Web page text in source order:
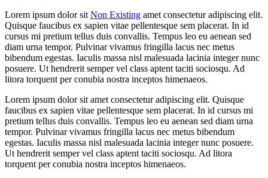
Lorem ipsum dolor sit Non Existing amet consectetur adipiscing elit.
Quisque faucibus ex sapien vitae pellentesque sem placerat. In id
cursus mi pretium tellus duis convallis. Tempus leo eu aenean sed
diam urna tempor. Pulvinar vivamus fringilla lacus nec metus
bibendum egestas. Iaculis massa nisl malesuada lacinia integer nunc
posuere. Ut hendrerit semper vel class aptent taciti sociosqu. Ad
litora torquent per conubia nostra inceptos himenaeos.
Lorem ipsum dolor sit amet consectetur adipiscing elit. Quisque
faucibus ex sapien vitae pellentesque sem placerat. In id cursus mi
pretium tellus duis convallis. Tempus leo eu aenean sed diam urna
tempor. Pulvinar vivamus fringilla lacus nec metus bibendum
egestas. Iaculis massa nisl malesuada lacinia integer nunc posuere.
Ut hendrerit semper vel class aptent taciti sociosqu. Ad litora
torquent per conubia nostra inceptos himenaeos.